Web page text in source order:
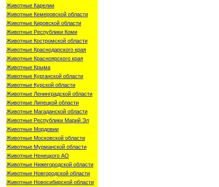
Животные Карелии
Животные Кемеровской области
Животные Кировской области
Животные Республики Коми
Животные Костромской области
Животные Краснодарского края
Животные Красноярского края
Животные Крыма
Животные Курганской области
Животные Курской области
Животные Ленинградской области
Животные Липецкой области
Животные Магаданской области
Животные Республики Марий Эл
Животные Мордовии
Животные Московской области
Животные Мурманской области
Животные Ненецкого АО
Животные Нижегородской области
Животные Новгородской области
Животные Новосибирской области